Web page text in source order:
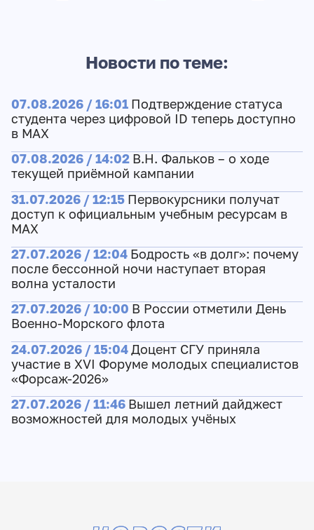
Новости по теме:
07.08.2026 / 16:01 Подтверждение статуса
студента через цифровой ID теперь доступно
в МАХ
07.08.2026 / 14:02 В.Н. Фальков – о ходе
текущей приёмной кампании
31.07.2026 / 12:15 Первокурсники получат
доступ к официальным учебным ресурсам в
МАХ
27.07.2026 / 12:04 Бодрость «в долг»: почему
после бессонной ночи наступает вторая
волна усталости
27.07.2026 / 10:00 В России отметили День
Военно-Морского флота
24.07.2026 / 15:04Доцент СГУ приняла
участие в XVI Форуме молодых специалистов
«Форсаж-2026»
27.07.2026 / 11:46 Вышел летний дайджест
возможностей для молодых учёных